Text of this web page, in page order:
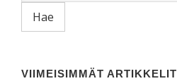
VIIMEISIMMÄT ARTIKKELIT